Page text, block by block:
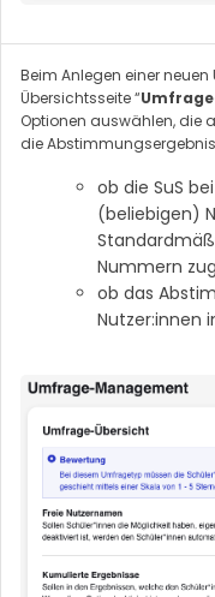
Beim Anlegen einer
Übersichtsseite “
Optionen auswählen, die
die
ob die SuS
(beliebigen)
Nummern
ob das
Nutzer:innen